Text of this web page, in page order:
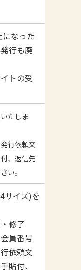
なった
行も廃
トの受
たしま
発行依頼文
、返信先
い。
サイズ)を
修了
員番号
依頼文
貼付、